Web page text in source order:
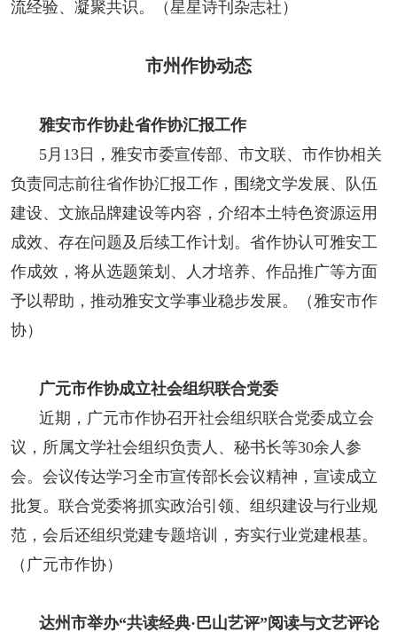
流经验、凝聚共识。（星星诗刊杂志社）
市州作协动态
雅安市作协赴省作协汇报工作
5月13日，雅安市委宣传部、市文联、市作协相关
负责同志前往省作协汇报工作，围绕文学发展、队伍
建设、文旅品牌建设等内容，介绍本土特色资源运用
成效、存在问题及后续工作计划。省作协认可雅安工
作成效，将从选题策划、人才培养、作品推广等方面
予以帮助，推动雅安文学事业稳步发展。（雅安市作
协）
广元市作协成立社会组织联合党委
近期，广元市作协召开社会组织联合党委成立会
议，所属文学社会组织负责人、秘书长等30余人参
会。会议传达学习全市宣传部长会议精神，宣读成立
批复。联合党委将抓实政治引领、组织建设与行业规
范，会后还组织党建专题培训，夯实行业党建根基。
（广元市作协）
达州市举办“共读经典·巴山艺评”阅读与文艺评论